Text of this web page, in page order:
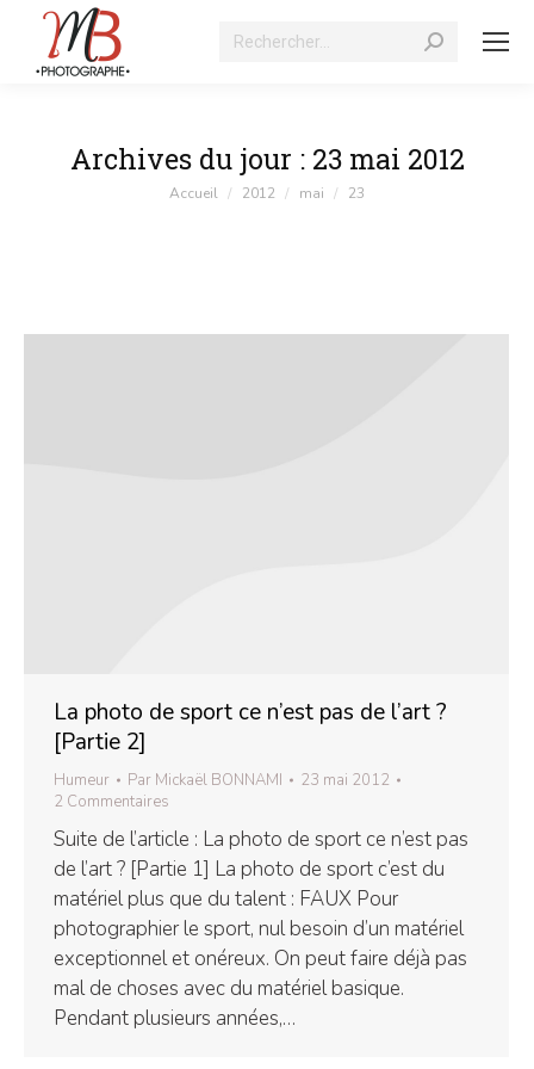
Recherche
Archives du jour : 23 mai 2012
Vous êtes ici :
Accueil 2012 mai 23
La photo de sport ce n’est pas de l’art ?
[Partie 2]
Humeur Par Mickaël BONNAMI
23 mai 2012
2 Commentaires
Suite de l’article : La photo de sport ce n’est pas
de l’art ? [Partie 1] La photo de sport c’est du
matériel plus que du talent : FAUX Pour
photographier le sport, nul besoin d’un matériel
exceptionnel et onéreux. On peut faire déjà pas
mal de choses avec du matériel basique.
Pendant plusieurs années,…